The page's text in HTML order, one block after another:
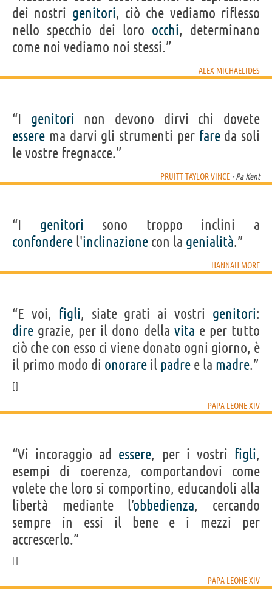
dei nostri genitori, ciò che vediamo riflesso
nello specchio dei loro occhi, determinano
come noi vediamo noi stessi.”
ALEX MICHAELIDES
“I genitori non devono dirvi chi dovete
essere ma darvi gli strumenti per fareda soli
le vostre fregnacce.”
PRUITT TAYLOR VINCE - Pa Kent
“I genitori sono troppo inclini a
confondere l'inclinazione con la genialità.”
HANNAH MORE
“E voi, figli, siate grati ai vostri genitori:
dire grazie, per il dono della vita e per tutto
ciò che con esso ci viene donato ogni giorno, è
il primo modo di onorare il padre e la madre.”
PAPA LEONE XIV
“Vi incoraggio ad essere, per i vostri figli,
esempi di coerenza, comportandovi come
volete che loro si comportino, educandoli alla
libertà mediante l’obbedienza, cercando
sempre in essi il bene e i mezzi per
accrescerlo.”
PAPA LEONE XIV